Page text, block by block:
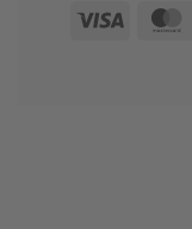
Visa